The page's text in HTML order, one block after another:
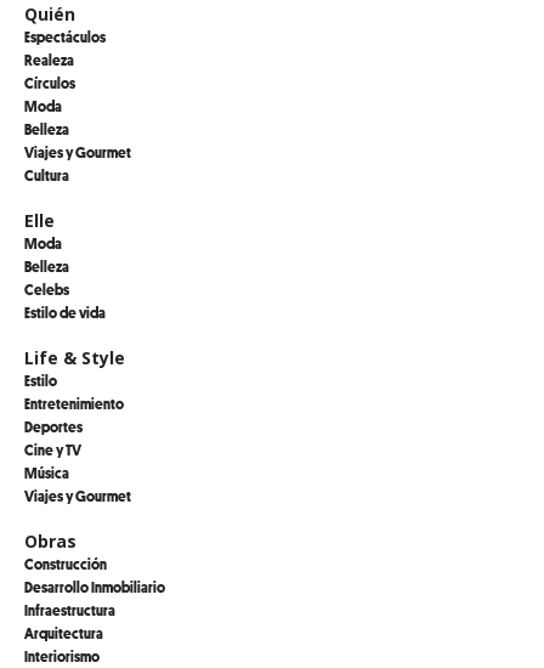
Quién
Espectáculos
Realeza
Círculos
Moda
Belleza
Viajes y Gourmet
Cultura
Elle
Moda
Belleza
Celebs
Estilo de vida
Life & Style
Estilo
Entretenimiento
Deportes
Cine y TV
Música
Viajes y Gourmet
Obras
Construcción
Desarrollo Inmobiliario
Infraestructura
Arquitectura
Interiorismo